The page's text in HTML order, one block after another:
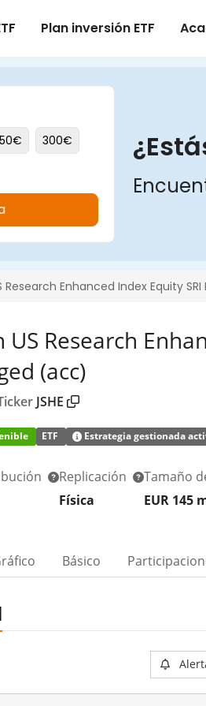
US Research
(acc)
JSHE
ETF Estrategia gestionada
Replicación
Física
Tamaño
EUR 145
Básico